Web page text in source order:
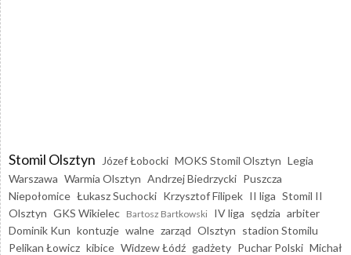
Stomil Olsztyn Józef Łobocki MOKS Stomil Olsztyn Legia
Warszawa Warmia Olsztyn Andrzej Biedrzycki Puszcza
Niepołomice Łukasz Suchocki Krzysztof Filipek II liga Stomil II
Olsztyn GKS Wikielec Bartosz Bartkowski IV liga sędzia arbiter
Dominik Kun kontuzje walne zarząd Olsztyn stadion Stomilu
Pelikan Łowicz kibice Widzew Łódź gadżety Puchar Polski Michał